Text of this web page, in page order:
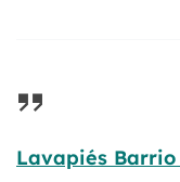
Lavapiés